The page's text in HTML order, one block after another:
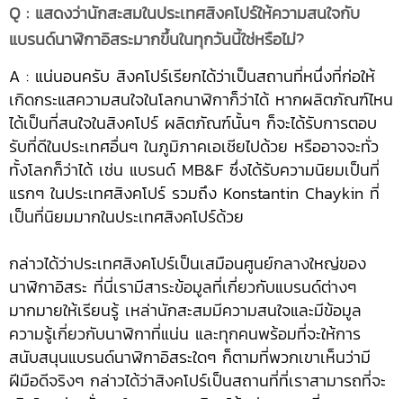
Q : แสดงว่านักสะสมในประเทศสิงคโปร์ให้ความสนใจกับ
แบรนด์นาฬิกาอิสระมากขึ้นในทุกวันนี้ใช่หรือไม่?
A : แน่นอนครับ สิงคโปร์เรียกได้ว่าเป็นสถานที่หนึ่งที่ก่อให้
เกิดกระแสความสนใจในโลกนาฬิกาก็ว่าได้ หากผลิตภัณฑ์ไหน
ได้เป็นที่สนใจในสิงคโปร์ ผลิตภัณฑ์นั้นๆ ก็จะได้รับการตอบ
รับที่ดีในประเทศอื่นๆ ในภูมิภาคเอเชียไปด้วย หรืออาจจะทั่ว
ทั้งโลกก็ว่าได้ เช่น แบรนด์ MB&F ซึ่งได้รับความนิยมเป็นที่
แรกๆ ในประเทศสิงคโปร์ รวมถึง Konstantin Chaykin ที่
เป็นที่นิยมมากในประเทศสิงคโปร์ด้วย
กล่าวได้ว่าประเทศสิงคโปร์เป็นเสมือนศูนย์กลางใหญ่ของ
นาฬิกาอิสระ ที่นี่เรามีสาระข้อมูลที่เกี่ยวกับแบรนด์ต่างๆ
มากมายให้เรียนรู้ เหล่านักสะสมมีความสนใจและมีข้อมูล
ความรู้เกี่ยวกับนาฬิกาที่แน่น และทุกคนพร้อมที่จะให้การ
สนับสนุนแบรนด์นาฬิกาอิสระใดๆ ก็ตามที่พวกเขาเห็นว่ามี
ฝีมือดีจริงๆ กล่าวได้ว่าสิงคโปร์เป็นสถานที่ที่เราสามารถที่จะ